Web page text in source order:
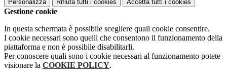
Personalizza Rifiuta tutti i cookies Accetta tutti i cookies
Gestione cookie
In questa schermata è possibile scegliere quali cookie consentire.
I cookie necessari sono quelli che consentono il funzionamento della
piattaforma e non è possibile disabilitarli.
Per conoscere quali sono i cookie necessari al funzionamento potete
visionare la COOKIE POLICY.